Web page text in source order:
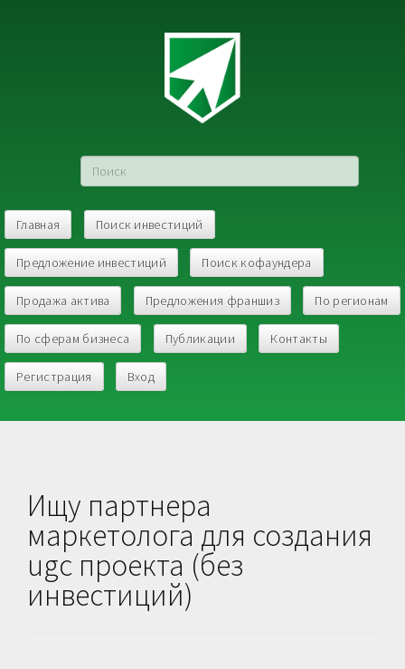
Главная Поиск инвестиций
Предложение инвестиций Поиск кофаундера
Продажа актива Предложения франшиз По регионам
По сферам бизнеса Публикации Контакты
Регистрация Вход
Ищу партнера
маркетолога для создания
ugc проекта (без
инвестиций)